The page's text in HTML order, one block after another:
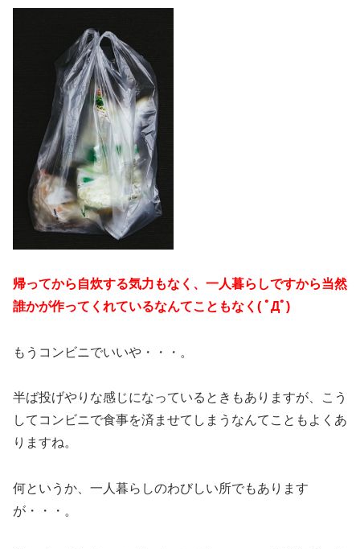
帰ってから自炊する気力もなく、一人暮らしですから当然
誰かが作ってくれているなんてこともなく( ﾟДﾟ)
もうコンビニでいいや・・・。
半ば投げやりな感じになっているときもありますが、こう
してコンビニで食事を済ませてしまうなんてこともよくあ
りますね。
何というか、一人暮らしのわびしい所でもあります
が・・・。